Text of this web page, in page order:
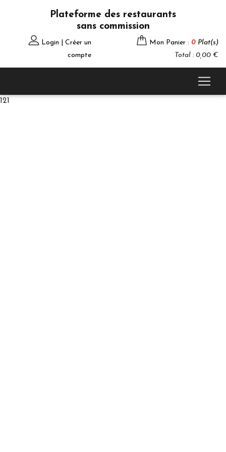
Plateforme des restaurants
sans commission
Login | Créer un
compte
Mon Panier : 0 Plat(s)
Total : 0,00 €
121